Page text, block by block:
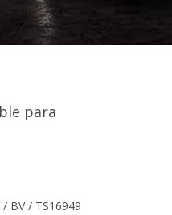
para
/ BV / TS16949